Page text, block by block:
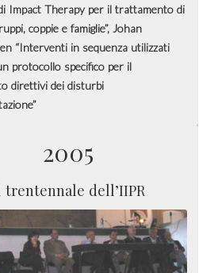
Impact Therapy per il trattamento di
coppie e famiglie”, Johan
“Interventi in sequenza utilizzati
protocollo specifico per il
direttivi dei disturbi
2005
trentennale dell’IIPR